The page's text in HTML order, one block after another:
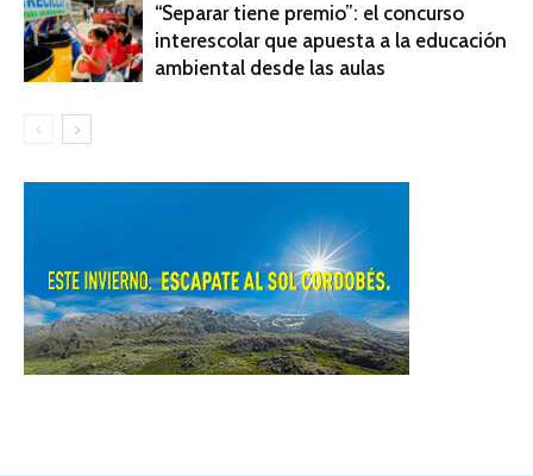
“Separar tiene premio”: el concurso
interescolar que apuesta a la educación
ambiental desde las aulas